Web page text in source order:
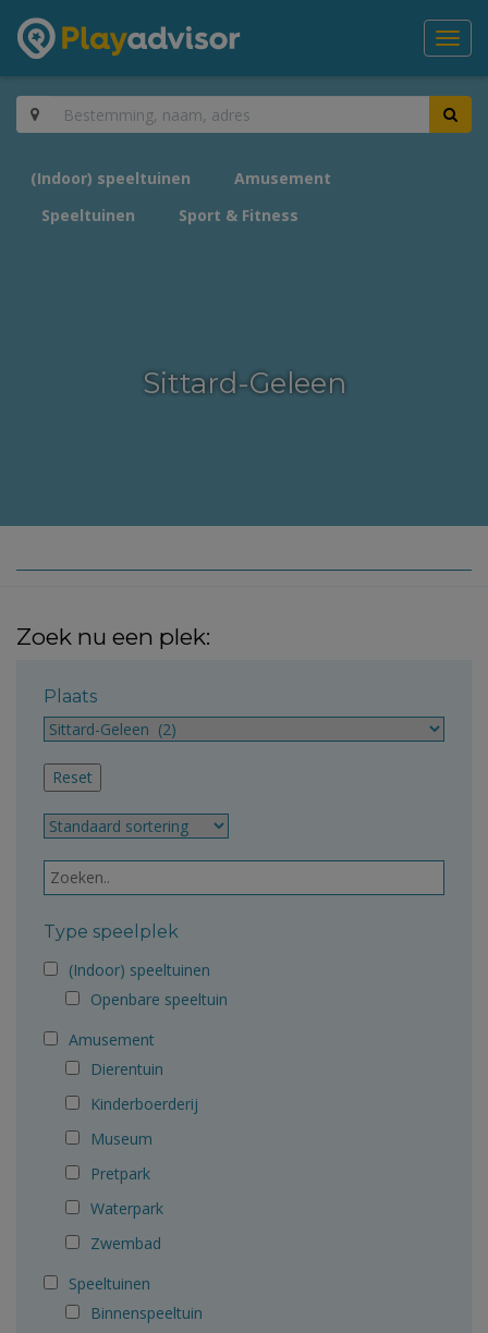
(Indoor) speeltuinen
Amusement
Speeltuinen
Sport & Fitness
Sittard-Geleen
Zoek nu een plek:
Plaats
Type speelplek
(Indoor) speeltuinen
Openbare speeltuin
Amusement
Dierentuin
Kinderboerderij
Museum
Pretpark
Waterpark
Zwembad
Speeltuinen
Binnenspeeltuin